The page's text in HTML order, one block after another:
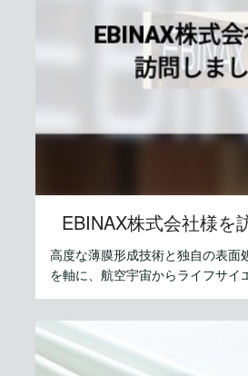
EBINAX株式会社様を
高度な薄膜形成技術と独自の表面
を軸に、航空宇宙からライフサイ